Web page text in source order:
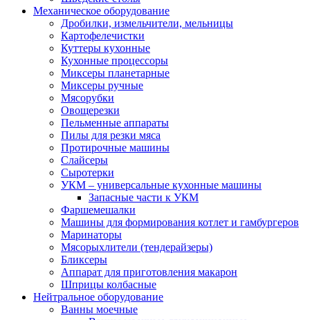
Механическое оборудование
Дробилки, измельчители, мельницы
Картофелечистки
Куттеры кухонные
Кухонные процессоры
Миксеры планетарные
Миксеры ручные
Мясорубки
Овощерезки
Пельменные аппараты
Пилы для резки мяса
Протирочные машины
Слайсеры
Сыротерки
УКМ – универсальные кухонные машины
Запасные части к УКМ
Фаршемешалки
Машины для формирования котлет и гамбургеров
Маринаторы
Мясорыхлители (тендерайзеры)
Бликсеры
Аппарат для приготовления макарон
Шприцы колбасные
Нейтральное оборудование
Ванны моечные